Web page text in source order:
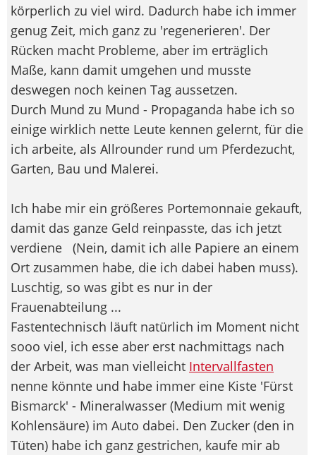
körperlich zu viel wird. Dadurch habe ich immer
genug Zeit, mich ganz zu 'regenerieren'. Der
Rücken macht Probleme, aber im erträglich
Maße, kann damit umgehen und musste
deswegen noch keinen Tag aussetzen.
Durch Mund zu Mund - Propaganda habe ich so
einige wirklich nette Leute kennen gelernt, für die
ich arbeite, als Allrounder rund um Pferdezucht,
Garten, Bau und Malerei.
Ich habe mir ein größeres Portemonnaie gekauft,
damit das ganze Geld reinpasste, das ich jetzt
verdiene
(Nein, damit ich alle Papiere an einem
Ort zusammen habe, die ich dabei haben muss).
Luschtig, so was gibt es nur in der
Frauenabteilung ...
Fastentechnisch läuft natürlich im Moment nicht
sooo viel, ich esse aber erst nachmittags nach
der Arbeit, was man vielleicht Intervallfasten
nenne könnte und habe immer eine Kiste 'Fürst
Bismarck' - Mineralwasser (Medium mit wenig
Kohlensäure) im Auto dabei. Den Zucker (den in
Tüten) habe ich ganz gestrichen, kaufe mir ab